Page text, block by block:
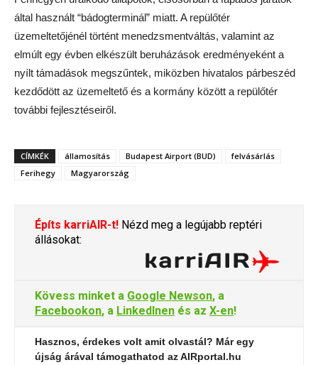
által használt “bádogterminál” miatt. A repülőtér
üzemeltetőjénél történt menedzsmentváltás, valamint az
elmúlt egy évben elkészült beruházások eredményeként a
nyílt támadások megszűntek, miközben hivatalos párbeszéd
kezdődött az üzemeltető és a kormány között a repülőtér
további fejlesztéseiről.
CÍMKÉK államosítás Budapest Airport (BUD)
felvásárlás
Ferihegy
Magyarország
Építs karriAIR-t! Nézd meg a legújabb reptéri
állásokat:
Kövess minket a Google Newson, a
Facebookon, a LinkedInen és az X-en!
Hasznos, érdekes volt amit olvastál? Már egy
újság árával támogathatod az AIRportal.hu